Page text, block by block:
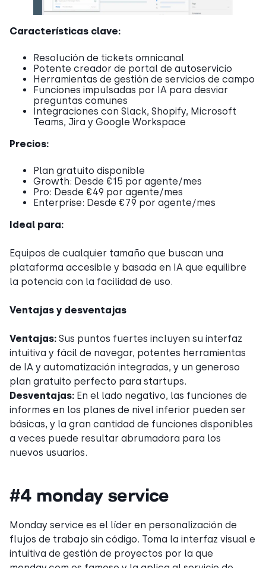
Características clave:
Resolución de tickets omnicanal
Potente creador de portal de autoservicio
Herramientas de gestión de servicios de campo
Funciones impulsadas por IA para desviar
preguntas comunes
Integraciones con Slack, Shopify, Microsoft
Teams, Jira y Google Workspace
Precios:
Plan gratuito disponible
Growth: Desde €15 por agente/mes
Pro: Desde €49 por agente/mes
Enterprise: Desde €79 por agente/mes
Ideal para:
Equipos de cualquier tamaño que buscan una
plataforma accesible y basada en IA que equilibre
la potencia con la facilidad de uso.
Ventajas y desventajas
Ventajas: Sus puntos fuertes incluyen su interfaz
intuitiva y fácil de navegar, potentes herramientas
de IA y automatización integradas, y un generoso
plan gratuito perfecto para startups.
Desventajas: En el lado negativo, las funciones de
informes en los planes de nivel inferior pueden ser
básicas, y la gran cantidad de funciones disponibles
a veces puede resultar abrumadora para los
nuevos usuarios.
#4 monday service
Monday service es el líder en personalización de
flujos de trabajo sin código. Toma la interfaz visual e
intuitiva de gestión de proyectos por la que